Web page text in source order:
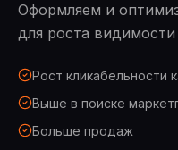
Оформляем и
для роста
Рост кликабельности
Выше в поиске
Больше продаж